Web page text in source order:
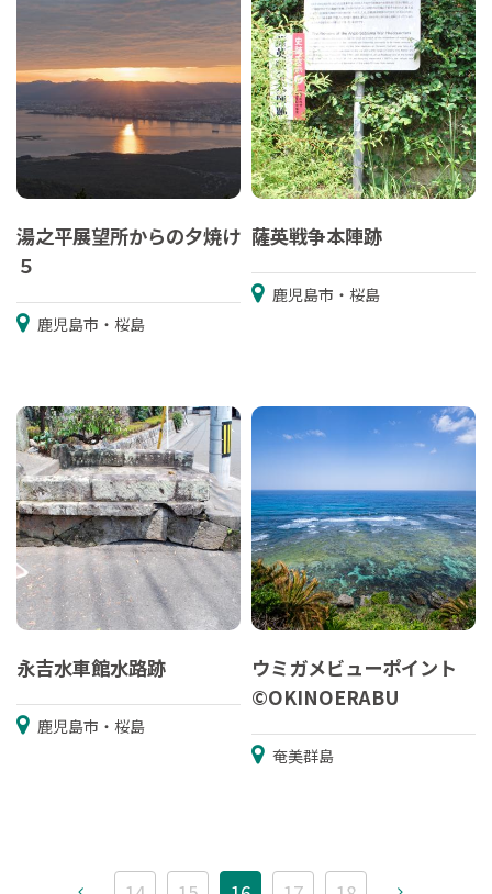
湯之平展望所からの夕焼け
５
鹿児島市・桜島
薩英戦争本陣跡
鹿児島市・桜島
永吉水車館水路跡
鹿児島市・桜島
ウミガメビューポイント
©OKINOERABU
奄美群島